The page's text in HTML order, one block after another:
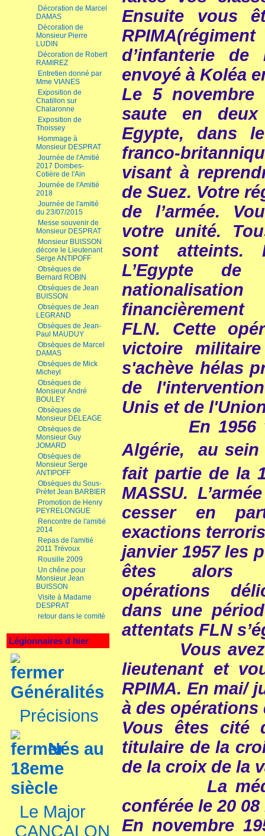
Décoration de Marcel
DAMAS
Décoration de
Monsieur Pierre
LUDIN
Décoration de Robert
RAMIREZ
Entretien donné par
Mme VIANES
Exposition de
Chatillon sur
Chalaronne
Exposition de
Thoissey
Hommage à
Monsieur DESPRAT
Journée de l'Amitié
2017 Dombes-
Cotière de l'Ain
Journée de l'Amitié
2018
Journée de l'amitié
du 23/07/2015
Messe souvenir de
Monsieur DESPRAT
Monsieur BUISSON
décore le Lieutenant
Serge ANTIPOFF
Obsèques de
Bernard ROBIN
Obsèques de Jean
BUISSON
Obsèques de Jean
LEGRAND
Obsèques de Jean-
Paul MAUDUY
Obsèques de Marcel
DAMAS
Obsèques de Mick
Micheyl
Obsèques de
Monsieur André
BOULEY
Obsèques de
Monsieur DELEAGE
Obsèques de
Monsieur Guy
JOMARD
Obsèques de
Monsieur Serge
ANTIPOFF
Obsèques du Sous-
Préfet Jean BARBIER
Promotion de Henry
PEYRELONGUE
Rencontre de l'amitié
2014
Repas de l'amitié
2011 Trévoux
Rousille 2009
Un chêne pour
Monsieur Jean
BUISSON
Visite à Madame
DESPRAT
retour dans le comité
Légionnaires d hier
Généralités
Précisions
Nés au
18eme
siècle
Le Major
CANCALON
Ensuite vous
d’infanterie
envoyé à Koléa
Le 5 novembre
saute en
Egypte, dans
franco-
visant à
de Suez. Votre
de l’armée.
votre unité.
sont atteints.
L’Egypte de
FLN. Cette
victoire
s'achève hélas
de
Unis et de
En 1956
Algérie, au sein
fait partie de la
MASSU.
cesser en
exactions
janvier 1957 les
êtes alors
opérations
dans une
attentats FLN
Vous avez
lieutenant et
RPIMA. En mai/
à des opérations
Vous êtes cité
titulaire de la
de la croix de la
La
conférée le 20 08
En novembre